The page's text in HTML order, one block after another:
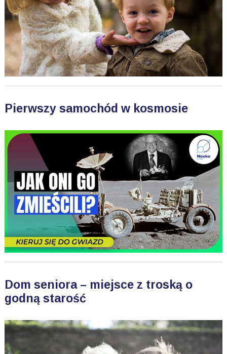
Pierwszy samochód w kosmosie
Dom seniora – miejsce z troską o
godną starość